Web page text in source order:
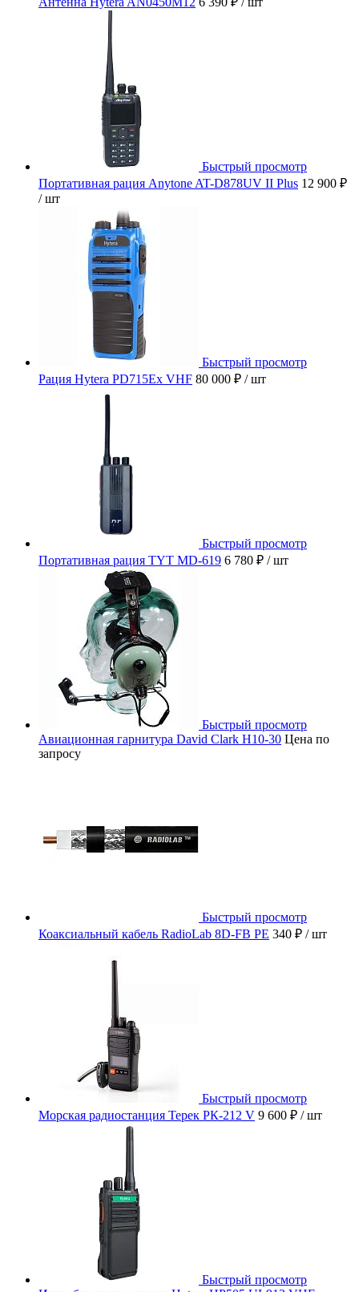
Быстрый просмотр
Портативная рация Anytone AT-D878UV II Plus 12 900 ₽
/ шт
Быстрый просмотр
Рация Hytera PD715Ex VHF 80 000 ₽ / шт
Быстрый просмотр
Портативная рация TYT MD-619 6 780 ₽ / шт
Быстрый просмотр
Авиационная гарнитура David Clark H10-30 Цена по
запросу
Быстрый просмотр
Коаксиальный кабель RadioLab 8D-FB PE 340 ₽ / шт
Быстрый просмотр
Морская радиостанция Терек РК-212 V 9 600 ₽ / шт
Быстрый просмотр